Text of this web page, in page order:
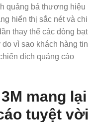
quảng bá thương hiệu
hiển thị sắc nét và chi
thay thế các dòng bạt
vì sao khách hàng tin
dịch quảng cáo
mang lại
tuyệt vời